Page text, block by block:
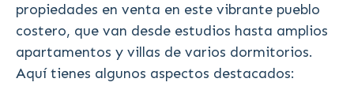
propiedades en venta en este vibrante pueblo
costero, que van desde estudios hasta amplios
apartamentos y villas de varios dormitorios.
Aquí tienes algunos aspectos destacados: